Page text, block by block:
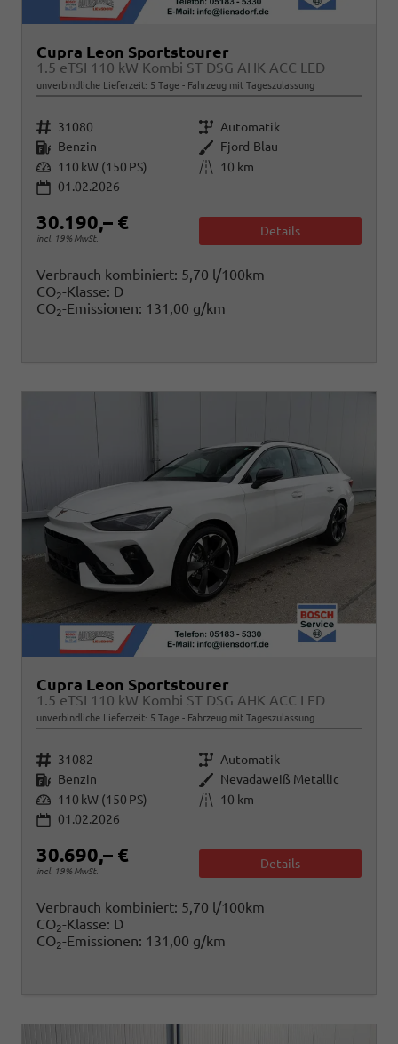
Cupra Leon Sportstourer
1.5 eTSI 110 kW Kombi ST DSG AHK ACC LED
unverbindliche Lieferzeit: 5 Tage Fahrzeug mit Tageszulassung
Fahrzeugnr. 31080 Getriebe Automatik
Kraftstoff Benzin Außenfarbe Fjord-Blau
Leistung 110 kW (150 PS) Kilometerstand
10 km
01.02.2026
30.190,– €
incl. 19% MwSt.
Details
Verbrauch kombiniert: 5,70 l/100km
CO2-Klasse: D
CO2-Emissionen: 131,00 g/km
Cupra Leon Sportstourer
1.5 eTSI 110 kW Kombi ST DSG AHK ACC LED
unverbindliche Lieferzeit: 5 Tage Fahrzeug mit Tageszulassung
Fahrzeugnr. 31082 Getriebe Automatik
Kraftstoff Benzin Außenfarbe Nevadaweiß Metallic
Leistung 110 kW (150 PS) Kilometerstand
10 km
01.02.2026
30.690,– €
incl. 19% MwSt.
Details
Verbrauch kombiniert: 5,70 l/100km
CO2-Klasse: D
CO2-Emissionen: 131,00 g/km